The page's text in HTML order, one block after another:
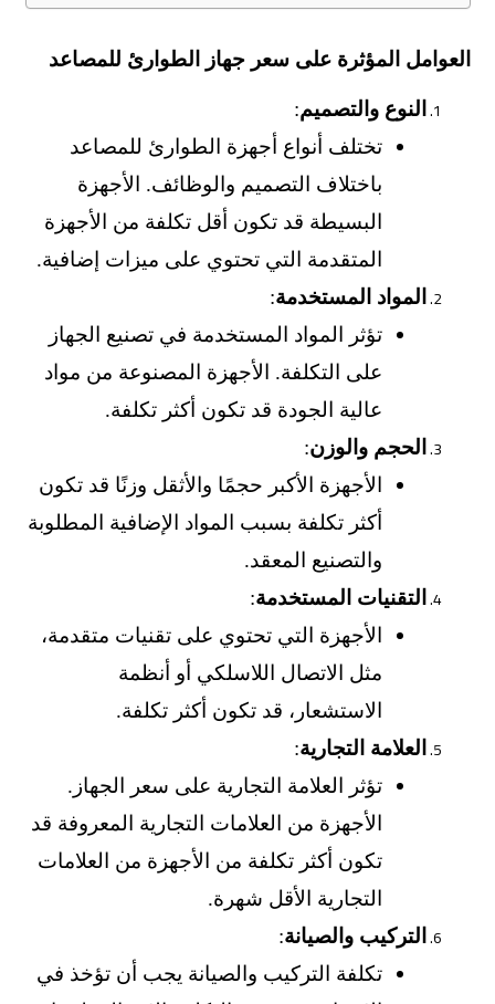
العوامل المؤثرة على سعر جهاز الطوارئ للمصاعد
النوع والتصميم:
تختلف أنواع أجهزة الطوارئ للمصاعد
باختلاف التصميم والوظائف. الأجهزة
البسيطة قد تكون أقل تكلفة من الأجهزة
المتقدمة التي تحتوي على ميزات إضافية.
المواد المستخدمة:
تؤثر المواد المستخدمة في تصنيع الجهاز
على التكلفة. الأجهزة المصنوعة من مواد
عالية الجودة قد تكون أكثر تكلفة.
الحجم والوزن:
الأجهزة الأكبر حجمًا والأثقل وزنًا قد تكون
أكثر تكلفة بسبب المواد الإضافية المطلوبة
والتصنيع المعقد.
التقنيات المستخدمة:
الأجهزة التي تحتوي على تقنيات متقدمة،
مثل الاتصال اللاسلكي أو أنظمة
الاستشعار، قد تكون أكثر تكلفة.
العلامة التجارية:
تؤثر العلامة التجارية على سعر الجهاز.
الأجهزة من العلامات التجارية المعروفة قد
تكون أكثر تكلفة من الأجهزة من العلامات
التجارية الأقل شهرة.
التركيب والصيانة:
تكلفة التركيب والصيانة يجب أن تؤخذ في